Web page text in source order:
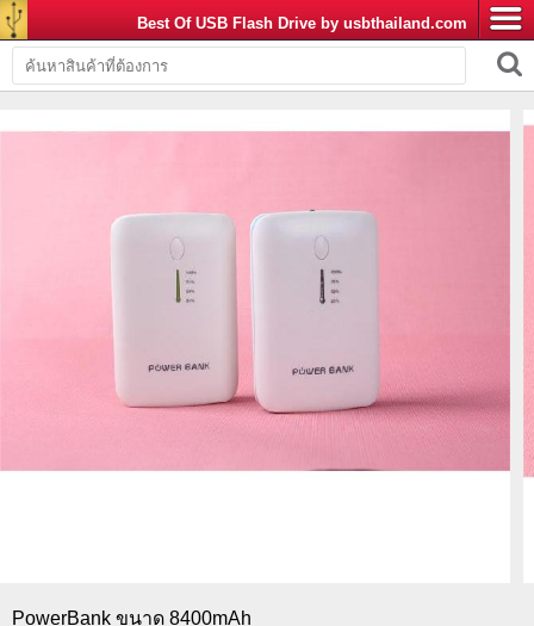
Best Of USB Flash Drive by usbthailand.com
PowerBank ขนาด 8400mAh